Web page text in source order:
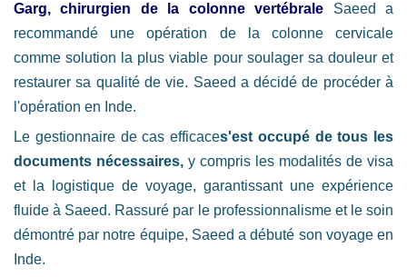
Garg, chirurgien de la colonne vertébrale Saeed a
recommandé une opération de la colonne cervicale
comme solution la plus viable pour soulager sa douleur et
restaurer sa qualité de vie. Saeed a décidé de procéder à
l'opération en Inde.
Le gestionnaire de cas efficaces'est occupé de tous les
documents nécessaires, y compris les modalités de visa
et la logistique de voyage, garantissant une expérience
fluide à Saeed. Rassuré par le professionnalisme et le soin
démontré par notre équipe, Saeed a débuté son voyage en
Inde.